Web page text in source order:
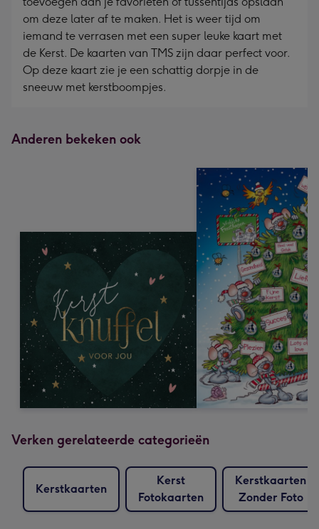
om deze later af te maken. Het is weer tijd om
iemand te verrasen met een super leuke kaart met
de Kerst. De kaarten van TMS zijn daar perfect voor.
Op deze kaart zie je een schattig dorpje in de
sneeuw met kerstboompjes.
Anderen bekeken ook
Verken gerelateerde categorieën
Kerstkaarten
Kerst
Fotokaarten
Kerstkaarten
Zonder Foto